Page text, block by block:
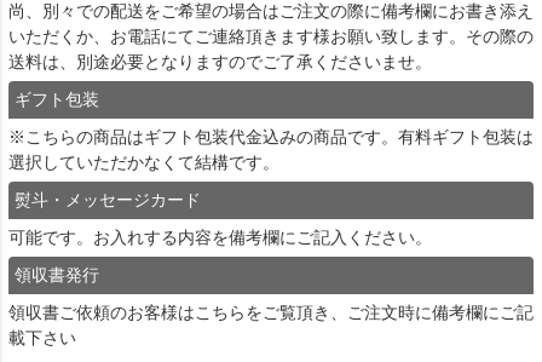
尚、別々での配送をご希望の場合はご注文の際に備考欄にお書き添え
いただくか、お電話にてご連絡頂きます様お願い致します。その際の
送料は、別途必要となりますのでご了承くださいませ。
ギフト包装
※こちらの商品はギフト包装代金込みの商品です。有料ギフト包装は
選択していただかなくて結構です。
熨斗・メッセージカード
可能です。お入れする内容を備考欄にご記入ください。
領収書発行
領収書ご依頼のお客様はこちらをご覧頂き、ご注文時に備考欄にご記
載下さい